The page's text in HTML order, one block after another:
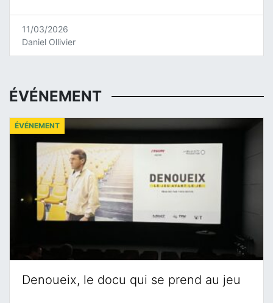
11/03/2026
Daniel Ollivier
ÉVÉNEMENT
Denoueix, le docu qui se prend au jeu
ÉVÉNEMENT